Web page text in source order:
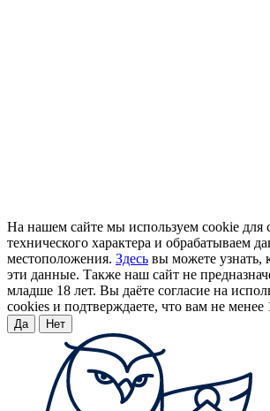
На нашем сайте мы используем cookie для
технического характера и обрабатываем
местоположения. Здесь вы можете узнать,
эти данные. Также наш сайт не
младше 18 лет. Вы даёте согласие на
cookies и подтверждаете, что вам не менее
Да Нет